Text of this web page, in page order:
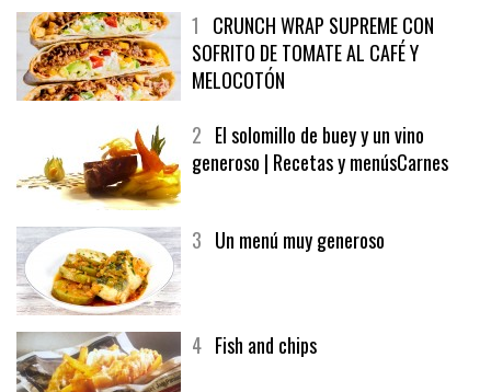
1 CRUNCH WRAP SUPREME CON
SOFRITO DE TOMATE AL CAFÉ Y
MELOCOTÓN
2 El solomillo de buey y un vino
generoso | Recetas y menúsCarnes
3 Un menú muy generoso
4 Fish and chips